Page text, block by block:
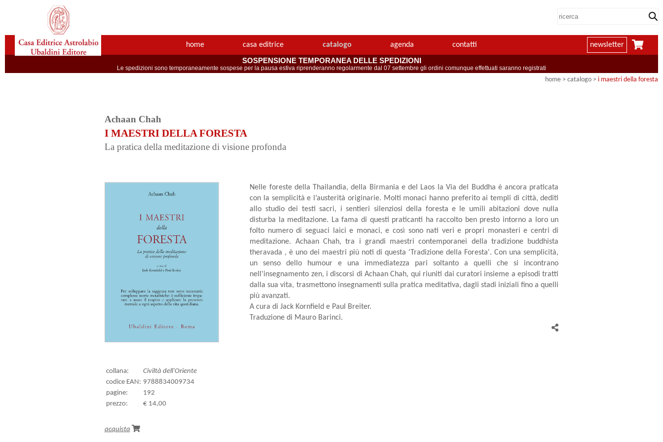
home casa editrice catalogo agenda contatti newsletter
SOSPENSIONE TEMPORANEA DELLE SPEDIZIONI
Le spedizioni sono temporaneamente sospese per la pausa estiva riprenderanno regolarmente dal 07 settembre gli ordini comunque effettuati saranno registrati
home > catalogo > i maestri della foresta
Achaan Chah
I MAESTRI DELLA FORESTA
La pratica della meditazione di visione profonda
Nelle foreste della Thailandia, della Birmania e del Laos la Via del Buddha è ancora praticata
con la semplicità e l’austerità originarie. Molti monaci hanno preferito ai templi di città, dediti
allo studio dei testi sacri, i sentieri silenziosi della foresta e le umili abitazioni dove nulla
disturba la meditazione. La fama di questi praticanti ha raccolto ben presto intorno a loro un
folto numero di seguaci laici e monaci, e così sono nati veri e propri monasteri e centri di
meditazione. Achaan Chah, tra i grandi maestri contemporanei della tradizione buddhista
theravada , è uno dei maestri più noti di questa 'Tradizione della Foresta'. Con una semplicità,
un senso dello humour e una immediatezza pari soltanto a quelli che si incontrano
nell'insegnamento zen, i discorsi di Achaan Chah, qui riuniti dai curatori insieme a episodi tratti
dalla sua vita, trasmettono insegnamenti sulla pratica meditativa, dagli stadi iniziali fino a quelli
più avanzati.
A cura di Jack Kornfield e Paul Breiter.
Traduzione di Mauro Barinci.
collana:
Civiltà dell'Oriente
codice EAN: 9788834009734
pagine:
192
prezzo:
€ 14,00
acquista